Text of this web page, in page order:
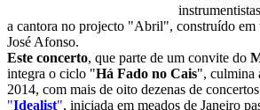
a cantora no projecto "Abril", construído em
José Afonso.
Este concerto, que parte de um convite do
integra o ciclo "Há Fado no Cais", culmina
2014, com mais de oito dezenas de
"Idealist", iniciada em meados de Janeiro